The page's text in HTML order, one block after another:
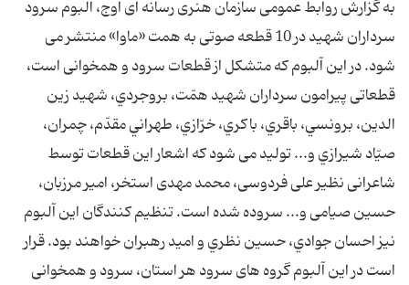
به گزارش روابط عمومی سازمان هنری رسانه ای اوج، آلبوم سرود
سرداران شهید در 10 قطعه صوتی به همت «ماوا» منتشر می
شود. در این آلبوم که متشکل از قطعات سرود و همخوانی است،
قطعاتی پیرامون سرداران شهيد همّت، بروجردي، شهید زين
الدين، برونسي، باقري، باكري، خرّازي، طهراني مقدّم، چمران،
صيّاد شيرازي و... تولید می شود که اشعار این قطعات توسط
شاعرانی نظیر علی فردوسی، محمد مهدی استخر، امیر مرزبان،
حسین صیامی و... سروده شده است. تنظيم كنندگان اين آلبوم
نیز احسان جوادي، حسين نظري و اميد رهبران خواهند بود. قرار
است در این آلبوم گروه های سرود هر استان، سرود و همخوانی